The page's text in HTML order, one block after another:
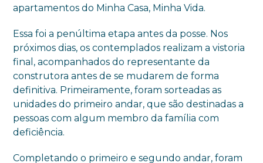
apartamentos do Minha Casa, Minha Vida.
Essa foi a penúltima etapa antes da posse. Nos
próximos dias, os contemplados realizam a vistoria
final, acompanhados do representante da
construtora antes de se mudarem de forma
definitiva. Primeiramente, foram sorteadas as
unidades do primeiro andar, que são destinadas a
pessoas com algum membro da família com
deficiência.
Completando o primeiro e segundo andar, foram